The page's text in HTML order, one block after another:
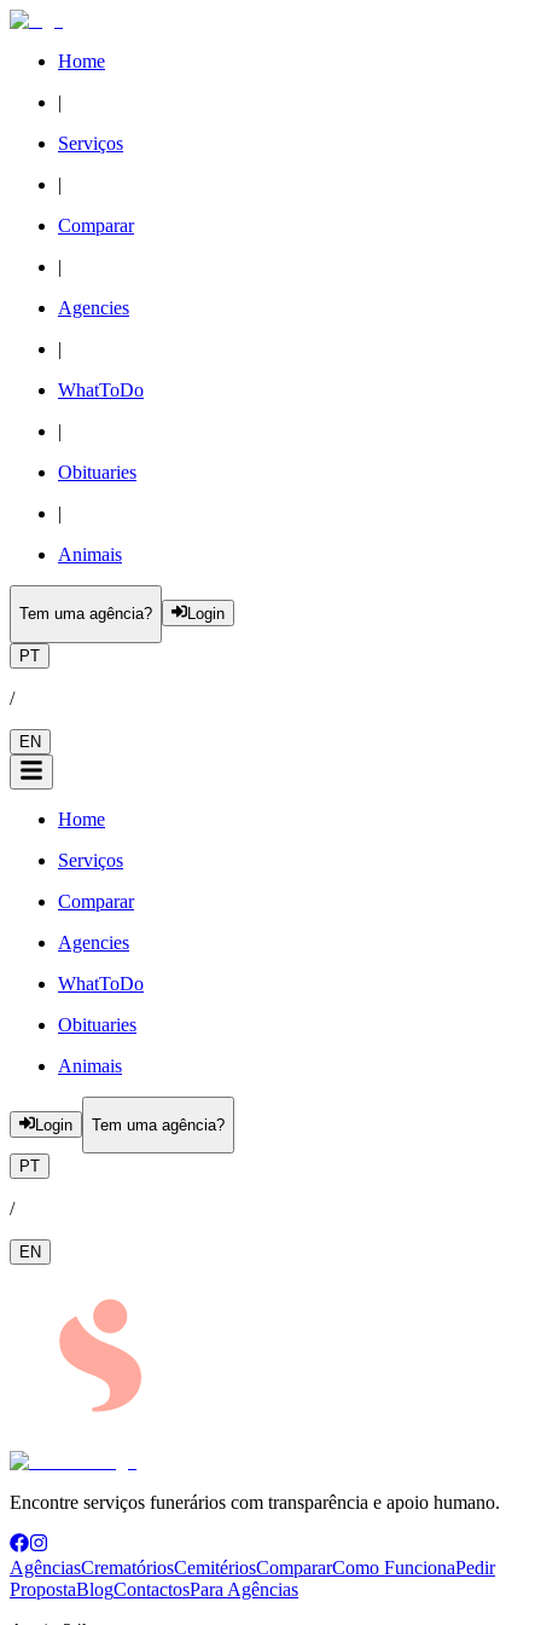
Home
|
Serviços
|
Comparar
|
Agencies
|
WhatToDo
|
Obituaries
|
Animais
Tem uma agência? Login
PT
/
EN
Home
Serviços
Comparar
Agencies
WhatToDo
Obituaries
Animais
Login Tem uma agência?
PT
/
EN
Encontre serviços funerários com transparência e apoio humano.
AgênciasCrematóriosCemitériosCompararComo FuncionaPedir
PropostaBlogContactosPara Agências